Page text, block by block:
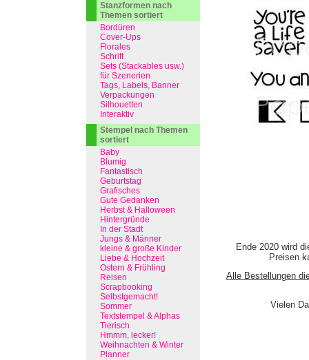
Ende 2020 wird
Preisen
Alle Bestellungen
Vielen
Stanzformen nach
Themen sortiert
Bordüren
Cover-Ups
Florales
Schrift
Sets (Stackables usw.)
für Szenerien
Tags, Labels, Banner
Verpackungen
Silhouetten
Interaktiv
Stempel nach Themen
sortiert
Baby
Blumig
Fantastisch
Geburtstag
Grafisches
Gute Gedanken
Herbst & Halloween
Hintergründe
In der Stadt
Jungs & Männer
kleine & große Kinder
Liebe & Hochzeit
Ostern & Frühling
Reisen
Scrapbooking
Selbstgemacht!
Sommer
Textstempel & Alphas
Tierisch
Hmmm, lecker!
Weihnachten & Winter
Planner